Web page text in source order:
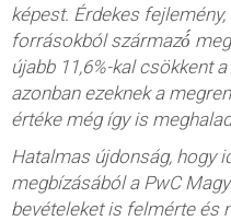
képest. Érdekes
forrásokból származó́
újabb 11,6%-kal csökkent
azonban ezeknek a
értéke még így is
Hatalmas újdonság, hogy
megbízásából a PwC
bevételeket is felmérte és